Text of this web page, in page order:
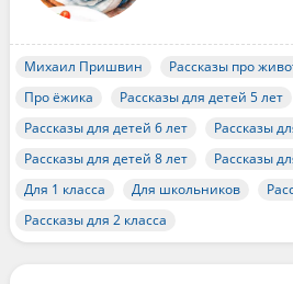
Михаил Пришвин Рассказы про
Про ёжика
Рассказы для детей 5 лет
Рассказы для детей 6 лет
Рассказы
Рассказы для детей 8 лет
Рассказы
Для 1 класса
Для школьников
Рассказы для 2 класса